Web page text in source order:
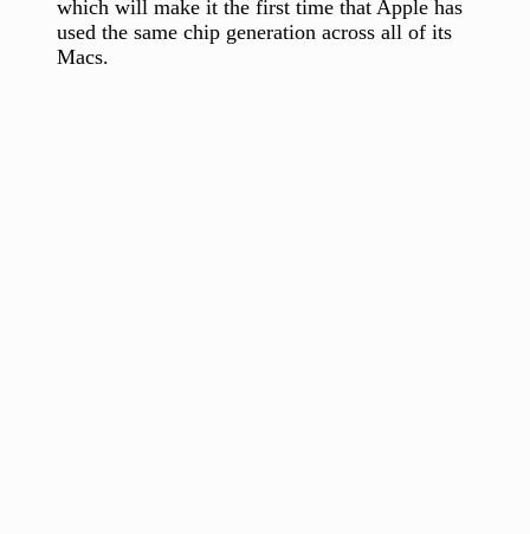
which will make it the first time that Apple has
used the same chip generation across all of its
Macs.